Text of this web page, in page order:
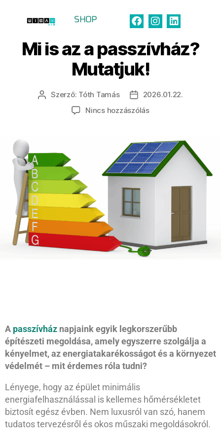
SHOPTUDÁSTÁR
Mi is az a passzívház?
Mutatjuk!
Szerző: Tóth Tamás
2026.01.22.
Nincs hozzászólás
A passzívház napjaink egyik legkorszerűbb
építészeti megoldása, amely egyszerre szolgálja a
kényelmet, az energiatakarékosságot és a környezet
védelmét – mit érdemes róla tudni?
Lényege, hogy az épület minimális
energiafelhasználással is kellemes hőmérsékletet
biztosít egész évben. Nem luxusról van szó, hanem
tudatos tervezésről és okos műszaki megoldásokról.